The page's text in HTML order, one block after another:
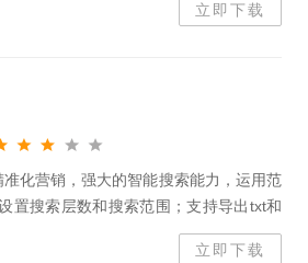
立即下载
化营销，强大的智能搜索能力，运用范
置搜索层数和搜索范围；支持导出txt和
子邮件营销。功能介绍支持过滤功能，
立即下载